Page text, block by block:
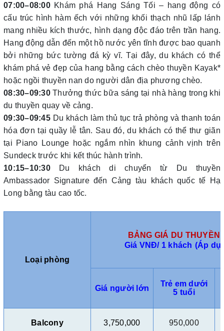
07:00–08:00Khám phá Hang Sáng Tối – hang động có
cấu trúc hình hàm ếch với những khối thạch nhũ lấp lánh
mang nhiều kích thước, hình dạng độc đáo trên trần hang.
Hang động dẫn đến một hồ nước yên tĩnh được bao quanh
bởi những bức tường đá kỳ vĩ. Tại đây, du khách có thể
khám phá vẻ đẹp của hang bằng cách chèo thuyền Kayak*
hoặc ngồi thuyền nan do người dân địa phương chèo.
08:30–09:30Thưởng thức bữa sáng tại nhà hàng trong khi
du thuyền quay về cảng.
09:30–09:45 Du khách làm thủ tục trả phòng và thanh toán
hóa đơn tại quầy lễ tân. Sau đó, du khách có thể thư giãn
tại Piano Lounge hoặc ngắm nhìn khung cảnh vịnh trên
Sundeck trước khi kết thúc hành trình.
10:15–10:30Du khách di chuyển từ Du thuyền
Ambassador Signature đến Cảng tàu khách quốc tế Hạ
Long bằng tàu cao tốc.
Loại phòng
BẢNG GIÁ DU
Giá VNĐ/ 1 khách (Áp
Giá người lớn
Trẻ em dưới
5 tuổi
Balcony 3,750,000 950,000